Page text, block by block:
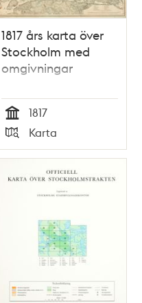
1817 års karta över
Stockholm med
omgivningar
Tid
1817
Typ
Karta